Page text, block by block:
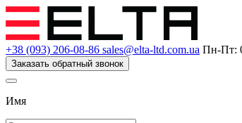
+38 (093) 206-08-86 sales@elta-ltd.com.ua Пн-Пт:
Заказать обратный звонок
Имя